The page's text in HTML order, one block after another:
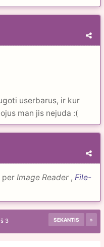
userbarus, ir kur
man jis nejuda :(
per Image Reader , File-
SEKANTIS
3